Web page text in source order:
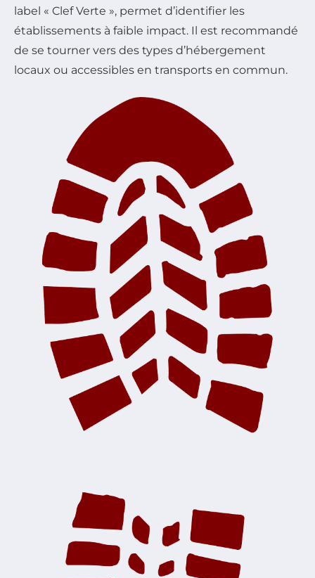
label « Clef Verte », permet d’identifier les
établissements à faible impact. Il est recommandé
de se tourner vers des types d’hébergement
locaux ou accessibles en transports en commun.